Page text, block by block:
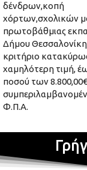
δένδρων,κοπή
χόρτων,σχολικών
πρωτοβάθμιας
Δήμου
κριτήριο
χαμηλότερη τιμή,
ποσού των 8.800,00€
Φ.Π.Α.